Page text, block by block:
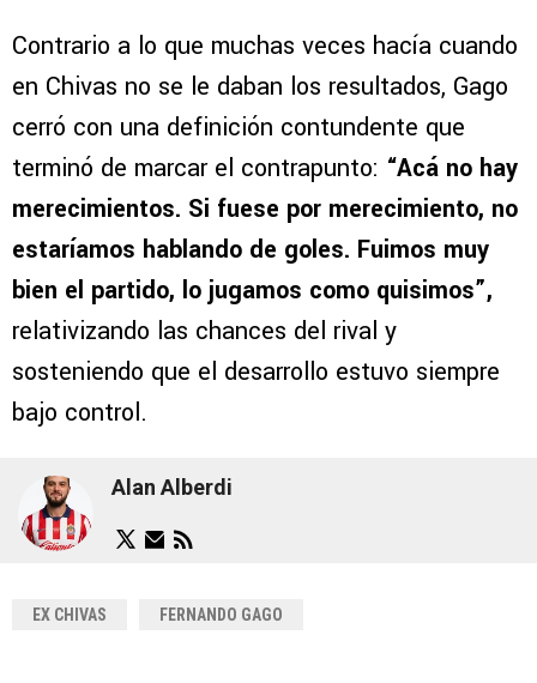
Contrario a lo que muchas veces hacía cuando
en Chivas no se le daban los resultados, Gago
cerró con una definición contundente que
terminó de marcar el contrapunto: “Acá no hay
merecimientos. Si fuese por merecimiento, no
estaríamos hablando de goles. Fuimos muy
bien el partido, lo jugamos como quisimos”,
relativizando las chances del rival y
sosteniendo que el desarrollo estuvo siempre
bajo control.
Alan Alberdi
EX CHIVAS FERNANDO GAGO